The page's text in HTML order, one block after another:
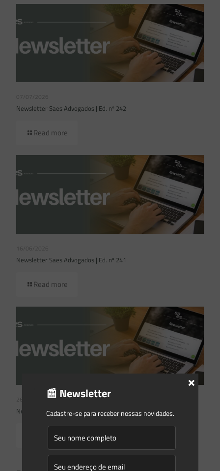
07/07/2026
Newsletter Saes Advogados | Ed. nº 242
Read more
16/06/2026
Newsletter Saes Advogados | Ed. nº 241
Read more
26/05/2026
Newsletter Saes Advogados | Ed. nº240
Read more
📰 Newsletter
Cadastre-se para receber nossas novidades.
×